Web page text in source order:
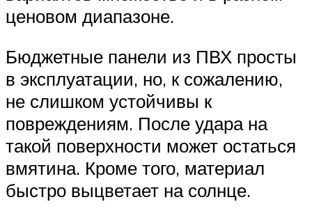
ценовом диапазоне.
Бюджетные панели из ПВХ просты
в эксплуатации, но, к сожалению,
не слишком устойчивы к
повреждениям. После удара на
такой поверхности может остаться
вмятина. Кроме того, материал
быстро выцветает на солнце.